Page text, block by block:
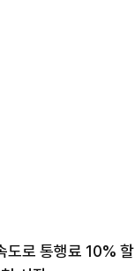
도로 통행료 10% 할